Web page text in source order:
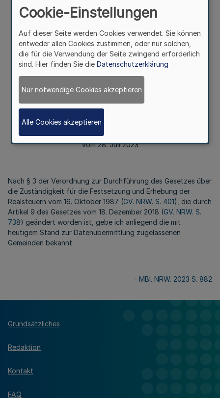
Übermittlung von Gewerbesteuerdaten:
zugelassene Gemeinden
Bekanntmachung
-O 2276 - 3 - 2023 – 17831-
Vom 28. Juli 2023
Nach § 3 der Verordnung zur Durchführung des Gesetzes über
die Zuständigkeit für die Festsetzung und Erhebung der
Realsteuern vom 16. Oktober 1987 (GV. NRW. S. 401), die durch
Artikel 9 des Gesetzes vom 18. Dezember 2018 (GV. NRW. S.
738) geändert worden ist, gebe ich anliegend die mit
heutigem Stand zur Datenübermittlung zugelassenen
Gemeinden bekannt.
- MBl. NRW. 2023 S. 882
Grundsätzliches
Redaktion
Kontakt
FAQ
Cookie-Einstellungen
Auf dieser Seite werden Cookies verwendet. Sie können
entweder allen Cookies zustimmen, oder nur solchen,
die für die Verwendung der Seite zwingend erforderlich
sind. Hier finden Sie die Datenschutzerklärung
Nur notwendige Cookies akzeptieren
Alle Cookies akzeptieren